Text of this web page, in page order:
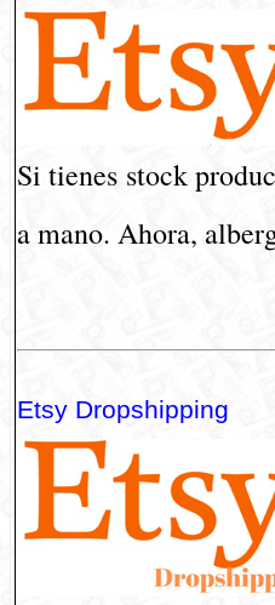
Si tienes stock
a mano. Ahora,
Etsy Dropshipping